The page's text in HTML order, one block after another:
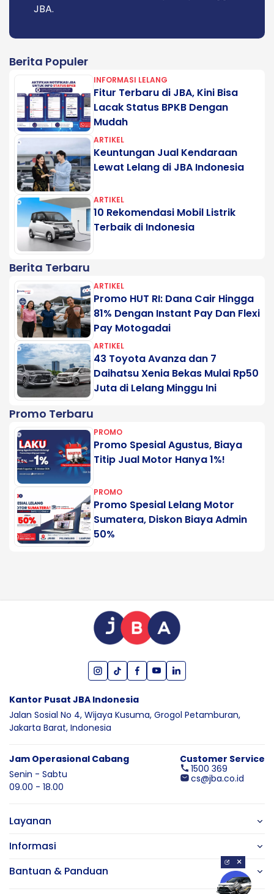
JBA.
Berita Populer
INFORMASI LELANG
Fitur Terbaru di JBA, Kini Bisa
Lacak Status BPKB Dengan
Mudah
ARTIKEL
Keuntungan Jual Kendaraan
Lewat Lelang di JBA Indonesia
ARTIKEL
10 Rekomendasi Mobil Listrik
Terbaik di Indonesia
Berita Terbaru
ARTIKEL
Promo HUT RI: Dana Cair Hingga
81% Dengan Instant Pay Dan Flexi
Pay Motogadai
ARTIKEL
43 Toyota Avanza dan 7
Daihatsu Xenia Bekas Mulai Rp50
Juta di Lelang Minggu Ini
Promo Terbaru
PROMO
Promo Spesial Agustus, Biaya
Titip Jual Motor Hanya 1%!
PROMO
Promo Spesial Lelang Motor
Sumatera, Diskon Biaya Admin
50%
Kantor Pusat JBA Indonesia
Jalan Sosial No 4, Wijaya Kusuma, Grogol Petamburan,
Jakarta Barat, Indonesia
Jam Operasional Cabang
Senin - Sabtu
09.00 - 18.00
Customer Service
1500 369
cs@jba.co.id
Layanan
Informasi
Bantuan & Panduan
×